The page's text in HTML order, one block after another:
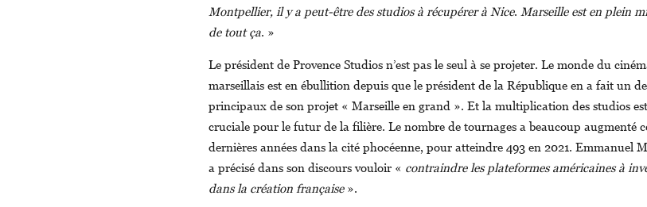
Montpellier, il y a peut-être des studios à récupérer à Nice. Marseille est en plein
de tout ça. »
Le président de Provence Studios n’est pas le seul à se projeter. Le monde du
marseillais est en ébullition depuis que le président de la République en a fait un
principaux de son projet « Marseille en grand ». Et la multiplication des studios est
cruciale pour le futur de la filière. Le nombre de tournages a beaucoup augmenté
dernières années dans la cité phocéenne, pour atteindre 493 en 2021. Emmanuel
a précisé dans son discours vouloir « contraindre les plateformes américaines à
dans la création française».